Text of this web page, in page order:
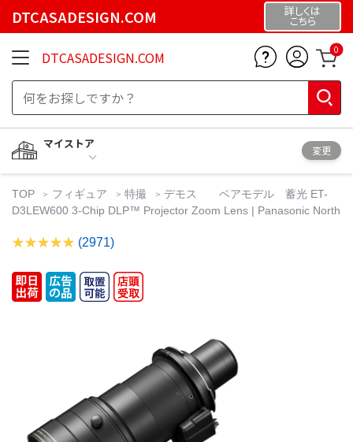
DTCASADESIGN.COM 詳しくは
こちら
DTCASADESIGN.COM 0
マイストア
変更
TOP フィギュア 特撮
デモス ベアモデル 蓄光 ET-
D3LEW600 3-Chip DLP™ Projector Zoom Lens | Panasonic North
(2971)